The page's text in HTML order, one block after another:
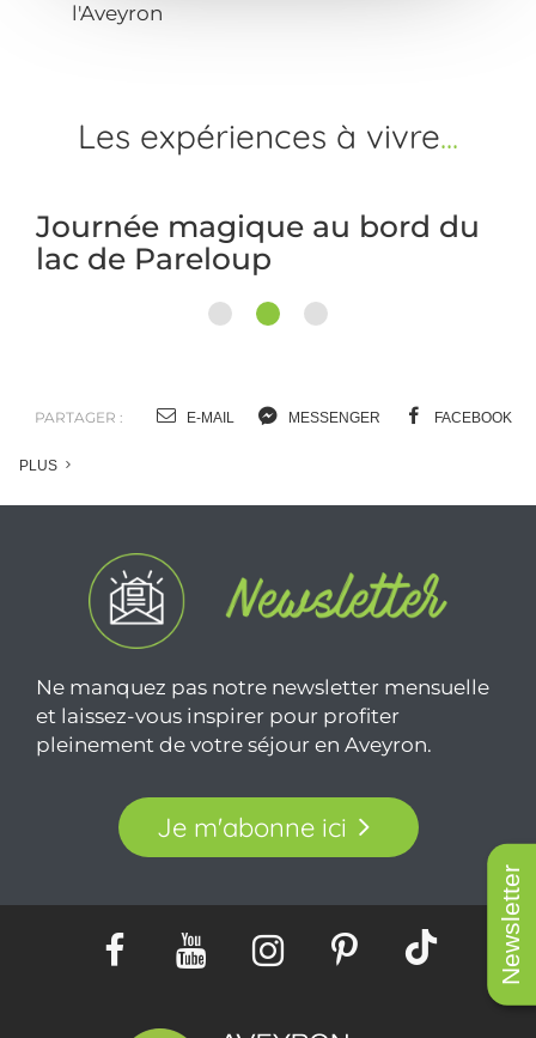
Newsletter
l'Aveyron
Les expériences à vivre
Rando aérienne vers les
villages troglodytiques des
Gorges du Tarn
FACEBOOK